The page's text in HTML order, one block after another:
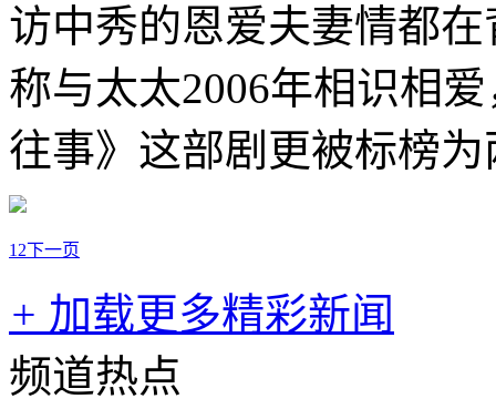
访中秀的恩爱夫妻情都
称与太太2006年相识相
往事》这部剧更被标榜
1 2下一页
+ 加载更多精彩新闻
频道热点